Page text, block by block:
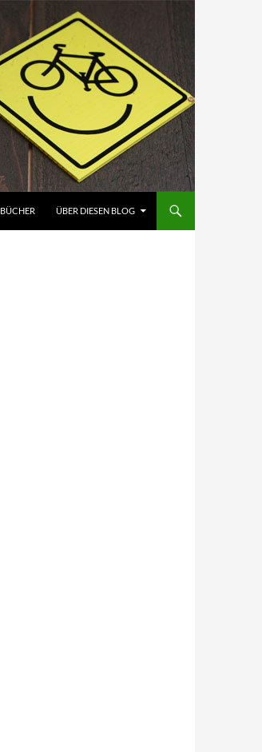
BÜCHER ÜBER DIESEN BLOG